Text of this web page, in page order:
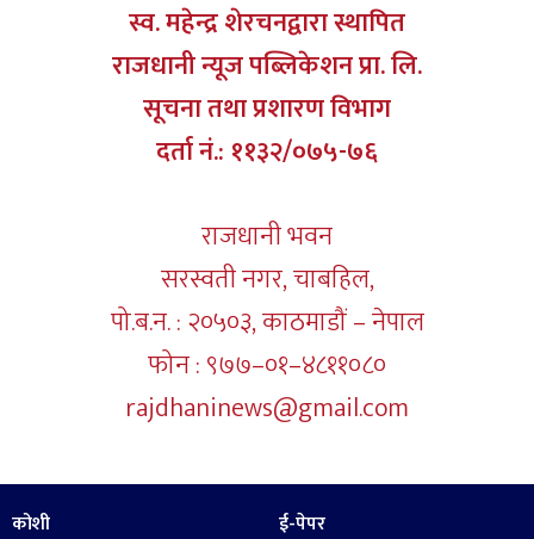
स्व. महेन्द्र शेरचनद्वारा स्थापित
राजधानी न्यूज पब्लिकेशन प्रा. लि.
सूचना तथा प्रशारण विभाग
दर्ता नं.: ११३२/०७५-७६
राजधानी भवन
सरस्वती नगर, चाबहिल,
पो.ब.न. : २०५०३, काठमाडौं – नेपाल
फोन : ९७७–०१–४८११०८०
rajdhaninews@gmail.com
कोशी
ई-पेपर